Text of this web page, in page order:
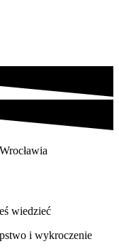
wiedzieć
i wykroczenie